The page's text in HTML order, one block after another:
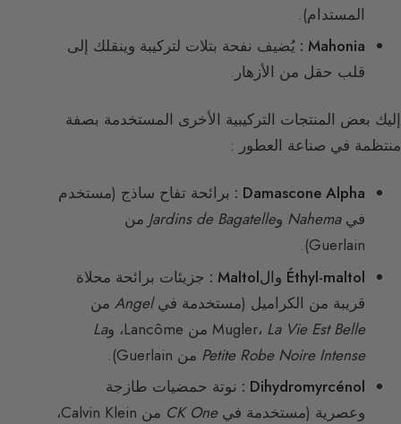
المستدام).
Mahonia : يُضيف نفحة بتلات لتركيبة وينقلك إلى
قلب حقل من الأزهار.
إليك بعض المنتجات التركيبية الأخرى المستخدمة بصفة
منتظمة في صناعة العطور :
Damascone Alpha :
برائحة تفاح ساذج (مستخدم
فيNahema وJardins de Bagatelle من
Guerlain).
Éthyl-maltol والMaltol :
جزيئات برائحة محلاة
قريبة من الكراميل (مستخدمة فيAngel من
Mugler، La Vie Est Belle من Lancôme، و
La
Petite Robe Noire Intense من Guerlain).
Dihydromyrcénol :
نوتة حمضيات طازجة
وعصرية (مستخدمة فيCK One
من Calvin Klein،